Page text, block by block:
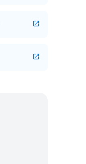
open_in_new
open_in_new